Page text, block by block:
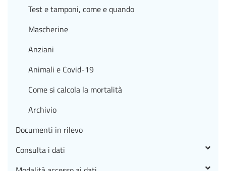
Test e tamponi, come e quando
Mascherine
Anziani
Animali e Covid-19
Come si calcola la mortalità
Archivio
Documenti in rilevo
Consulta i dati